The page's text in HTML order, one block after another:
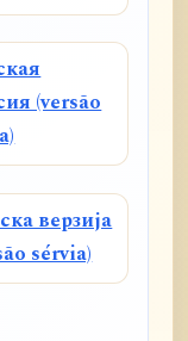
(versão
верзија
sérvia)